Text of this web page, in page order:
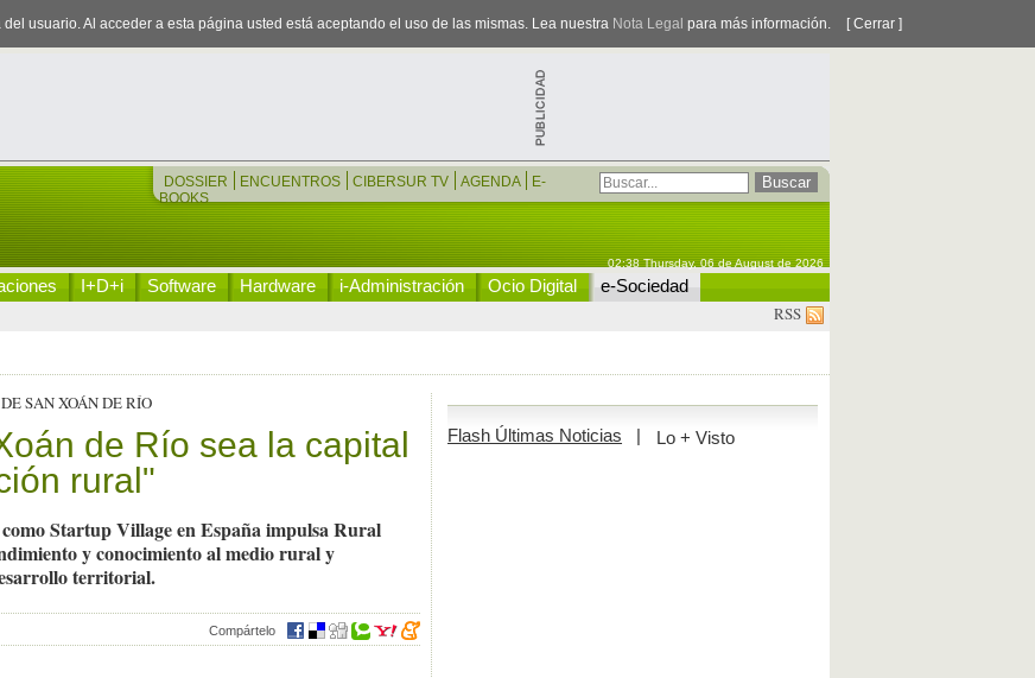
usuario. Al acceder a esta página usted está aceptando el uso de las mismas. Lea nuestra Nota Legal para más información. [ Cerrar ]
DOSSIER ENCUENTROS CIBERSUR TV AGENDA
E-
BOOKS
02:38 Thursday, 06 de August de 2026
I+D+i Software Hardware i-Administración Ocio Digital e-Sociedad
RSS
SAN XOÁN DE RÍO
de Río sea la capital
rural"
Startup Village en España impulsa Rural
y conocimiento al medio rural y
territorial.
Compártelo
Flash Últimas Noticias | Lo + Visto